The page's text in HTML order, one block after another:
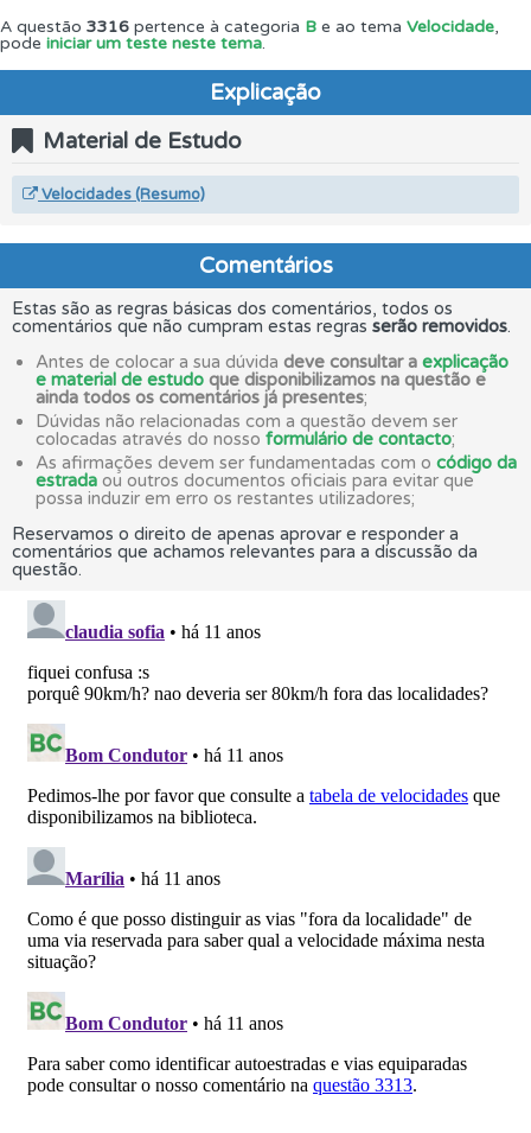
A questão 3316 pertence à categoria B e ao tema Velocidade,
pode iniciar um teste neste tema.
Explicação
Material de Estudo
Velocidades (Resumo)
Comentários
Estas são as regras básicas dos comentários, todos os
comentários que não cumpram estas regras serão removidos.
Antes de colocar a sua dúvida deve consultar a explicação
e material de estudo que disponibilizamos na questão e
ainda todos os comentários já presentes;
Dúvidas não relacionadas com a questão devem ser
colocadas através do nosso formulário de contacto;
As afirmações devem ser fundamentadas com o código da
estrada ou outros documentos oficiais para evitar que
possa induzir em erro os restantes utilizadores;
Reservamos o direito de apenas aprovar e responder a
comentários que achamos relevantes para a discussão da
questão.